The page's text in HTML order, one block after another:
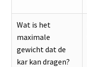
Wat is het
maximale
gewicht dat de
kar kan dragen?